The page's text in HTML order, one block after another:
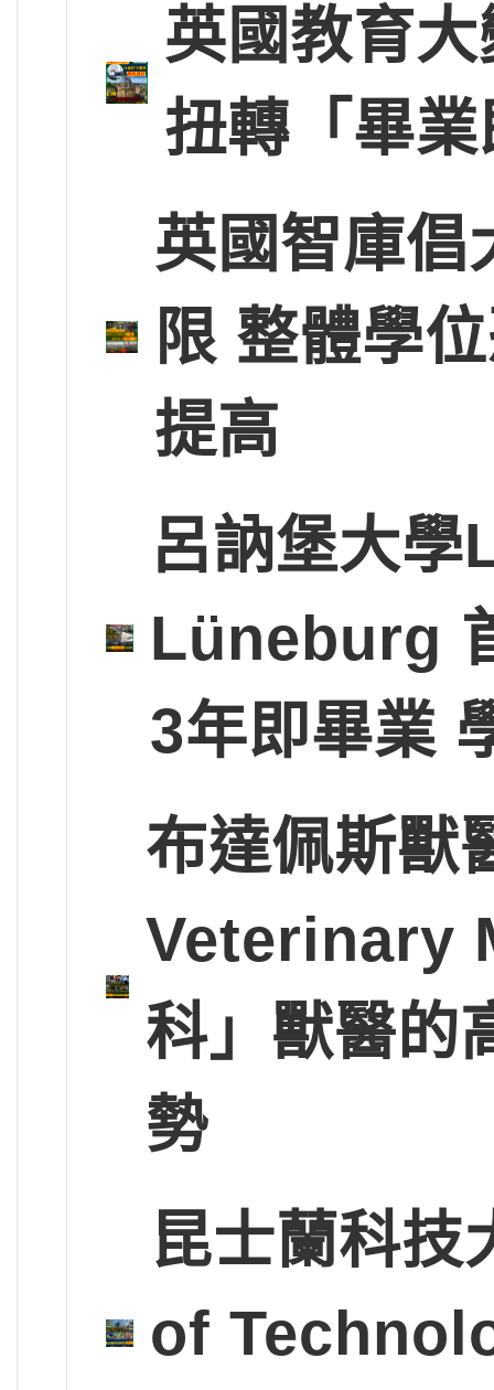
英國教育
扭轉「畢
英國智庫倡
限 整體學
提高
呂訥堡大
Lüneburg
3年即畢業
布達佩斯
Veterinary
科」獸醫的
勢
昆士蘭科
of